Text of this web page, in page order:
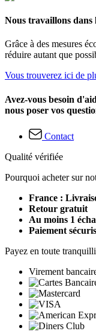
Nous travaillons dans
Grâce à des mesures
réduire autant que
Vous trouverez ici de
Avez-vous besoin
nous poser vos
Contact
Qualité vérifiée
Pourquoi acheter sur
France :
Retour gratuit
Au moins 1
Paiement
Payez en toute
Virement